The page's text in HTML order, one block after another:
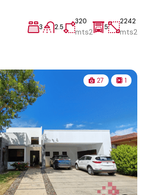
3 2.5
320
mts2
5
2242
mts2
27 1